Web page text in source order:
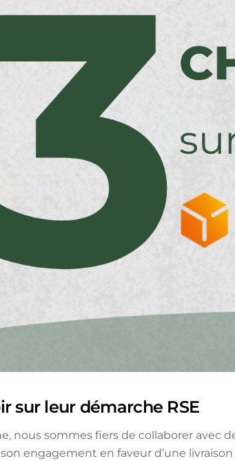
sur leur démarche RSE
nous sommes fiers de collaborer avec
engagement en faveur d’une